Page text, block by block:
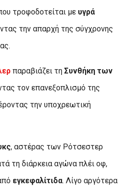
τροφοδοτείται με υγρά
την απαρχή της σύγχρονης
παραβιάζει τη Συνθήκη των
τον επανεξοπλισμό της
την υποχρεωτική
, αστέρας των Ρότσεστερ
τη διάρκεια αγώνα πλέι οφ,
εγκεφαλίτιδα. Λίγο αργότερα